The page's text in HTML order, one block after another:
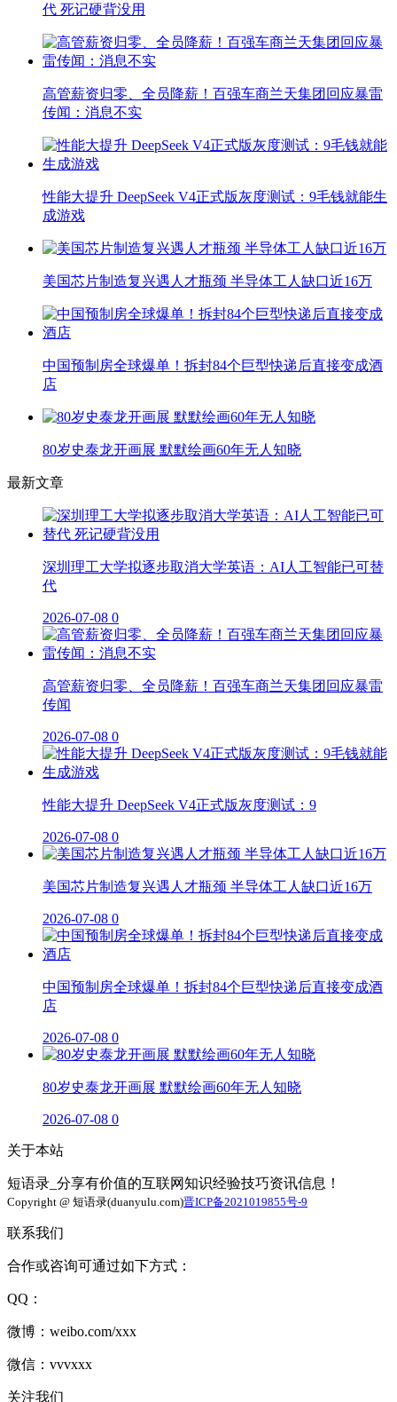
代 死记硬背没用
高管薪资归零、全员降薪！百强车商兰天集团回应暴雷
传闻：消息不实
性能大提升 DeepSeek V4正式版灰度测试：9毛钱就能生
成游戏
美国芯片制造复兴遇人才瓶颈 半导体工人缺口近16万
中国预制房全球爆单！拆封84个巨型快递后直接变成酒
店
80岁史泰龙开画展 默默绘画60年无人知晓
最新文章
深圳理工大学拟逐步取消大学英语：AI人工智能已可替
代
2026-07-08 0
高管薪资归零、全员降薪！百强车商兰天集团回应暴雷
传闻
2026-07-08 0
性能大提升 DeepSeek V4正式版灰度测试：9
2026-07-08 0
美国芯片制造复兴遇人才瓶颈 半导体工人缺口近16万
2026-07-08 0
中国预制房全球爆单！拆封84个巨型快递后直接变成酒
店
2026-07-08 0
80岁史泰龙开画展 默默绘画60年无人知晓
2026-07-08 0
关于本站
短语录_分享有价值的互联网知识经验技巧资讯信息！
Copyright @ 短语录(duanyulu.com)晋ICP备2021019855号-9
联系我们
合作或咨询可通过如下方式：
QQ：
微博：weibo.com/xxx
微信：vvvxxx
关注我们